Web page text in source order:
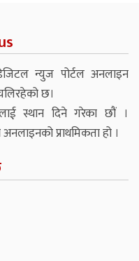
डिजिटल न्युज पोर्टल अनलाइन
छ।
स्थान दिने गरेका छौं ।
अनलाइनको प्राथमिकता हो ।